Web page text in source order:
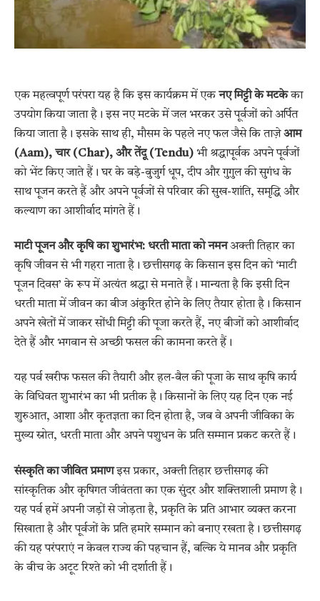
एक महत्वपूर्ण परंपरा यह है कि इस कार्यक्रम में एक नए मिट्टी के मटकेका
उपयोग किया जाता है। इस नए मटके में जल भरकर उसे पूर्वजों को अर्पित
किया जाता है। इसके साथ ही, मौसम के पहले नए फल जैसे कि ताज़ेआम
(Aam), चार (Char), और तेंदू (Tendu) भी श्रद्धापूर्वक अपने पूर्वजों
को भेंट किए जाते हैं। घर के बड़े-बुजुर्ग धूप, दीप और गुगुल की सुगंध के
साथ पूजन करते हैं और अपने पूर्वजों से परिवार की सुख-शांति, समृद्धि और
कल्याण का आशीर्वाद मांगते हैं।
माटी पूजन और कृषि का शुभारंभ: धरती माता को नमनअक्ती तिहार का
कृषि जीवन से भी गहरा नाता है। छत्तीसगढ़ के किसान इस दिन को ‘माटी
पूजन दिवस’ के रूप में अत्यंत श्रद्धा से मनाते हैं। मान्यता है कि इसी दिन
धरती माता में जीवन का बीज अंकुरित होने के लिए तैयार होता है। किसान
अपने खेतों में जाकर सोंधी मिट्टी की पूजा करते हैं, नए बीजों को आशीर्वाद
देते हैं और भगवान से अच्छी फसल की कामना करते हैं।
यह पर्व खरीफ फसल की तैयारी और हल-बैल की पूजा के साथ कृषि कार्य
के विधिवत शुभारंभ का भी प्रतीक है। किसानों के लिए यह दिन एक नई
शुरुआत, आशा और कृतज्ञता का दिन होता है, जब वे अपनी जीविका के
मुख्य स्रोत, धरती माता और अपने पशुधन के प्रति सम्मान प्रकट करते हैं।
संस्कृति का जीवित प्रमाणइस प्रकार, अक्ती तिहार छत्तीसगढ़ की
सांस्कृतिक और कृषिगत जीवंतता का एक सुंदर और शक्तिशाली प्रमाण है।
यह पर्व हमें अपनी जड़ों से जोड़ता है, प्रकृति के प्रति आभार व्यक्त करना
सिखाता है और पूर्वजों के प्रति हमारे सम्मान को बनाए रखता है। छत्तीसगढ़
की यह परंपराएं न केवल राज्य की पहचान हैं, बल्कि ये मानव और प्रकृति
के बीच के अटूट रिश्ते को भी दर्शाती हैं।